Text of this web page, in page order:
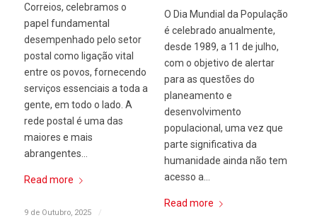
Correios, celebramos o
papel fundamental
desempenhado pelo setor
postal como ligação vital
entre os povos, fornecendo
serviços essenciais a toda a
gente, em todo o lado. A
rede postal é uma das
maiores e mais
abrangentes…
Read more
9 de Outubro, 2025
/
O Dia Mundial da População
é celebrado anualmente,
desde 1989, a 11 de julho,
com o objetivo de alertar
para as questões do
planeamento e
desenvolvimento
populacional, uma vez que
parte significativa da
humanidade ainda não tem
acesso a…
Read more